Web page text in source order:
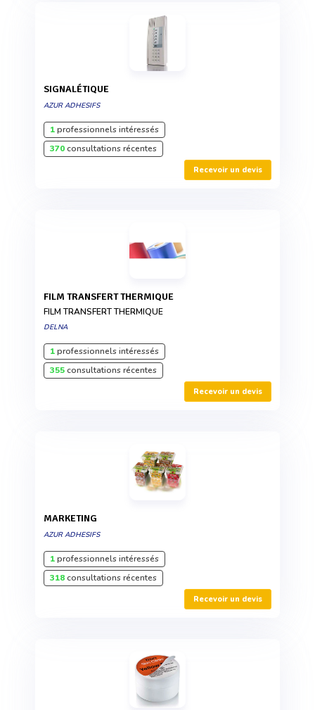
SIGNALÉTIQUE
AZUR ADHESIFS
1professionnels intéressés
370consultations récentes
Recevoir un devis
FILM TRANSFERT THERMIQUE
FILM TRANSFERT THERMIQUE
DELNA
1professionnels intéressés
355consultations récentes
Recevoir un devis
MARKETING
AZUR ADHESIFS
1professionnels intéressés
318consultations récentes
Recevoir un devis